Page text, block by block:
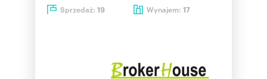
Sprzedaż: 19 Wynajem: 17